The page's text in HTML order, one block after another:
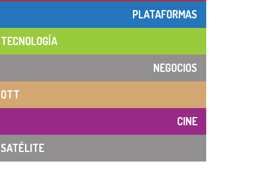
PLATAFORMAS
TECNOLOGÍA
NEGOCIOS
OTT
CINE
SATÉLITE